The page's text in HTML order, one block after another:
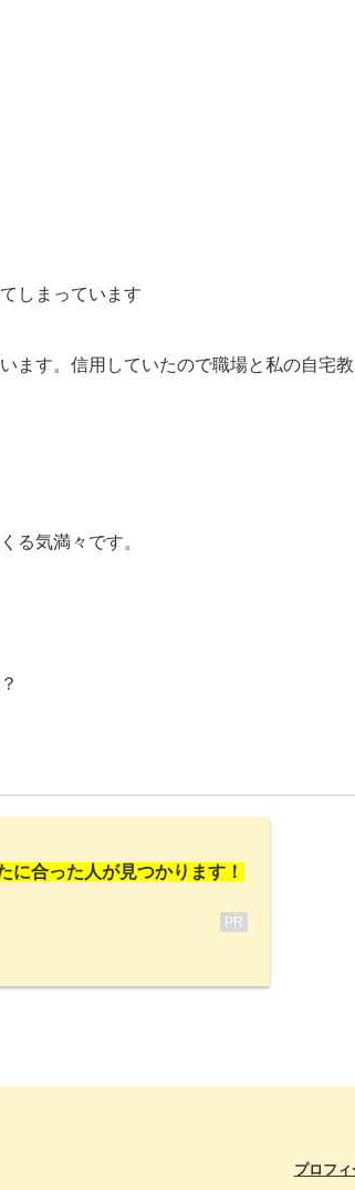
しまっています
ます。信用していたので職場と私の自宅
る気満々です。
に合った人が見つかります！
PR
プロフィ